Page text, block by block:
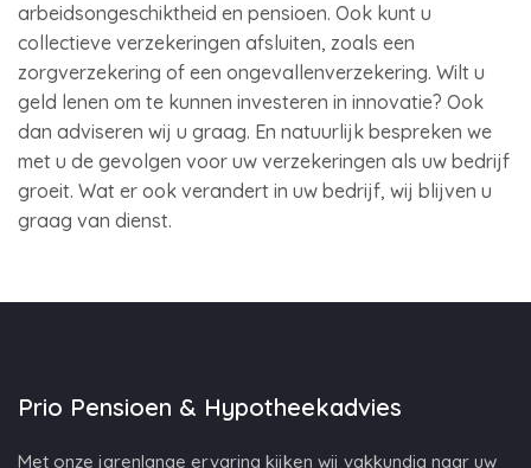
arbeidsongeschiktheid en pensioen. Ook kunt u
collectieve verzekeringen afsluiten, zoals een
zorgverzekering of een ongevallenverzekering. Wilt u
geld lenen om te kunnen investeren in innovatie? Ook
dan adviseren wij u graag. En natuurlijk bespreken we
met u de gevolgen voor uw verzekeringen als uw bedrijf
groeit. Wat er ook verandert in uw bedrijf, wij blijven u
graag van dienst.
Prio Pensioen & Hypotheekadvies
Met onze jarenlange ervaring kijken wij vakkundig naar uw